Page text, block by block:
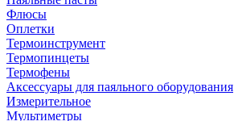
Флюсы
Оплетки
Термоинструмент
Термопинцеты
Термофены
Аксессуары для паяльного оборудования
Измерительное
Мультиметры